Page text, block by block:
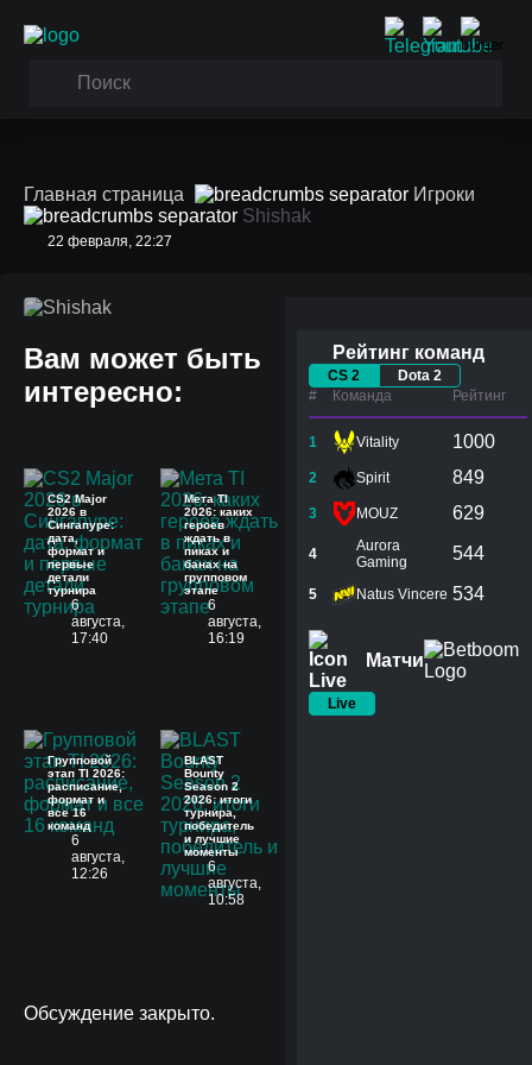
Главная страница
Игроки
Shishak
22 февраля, 22:27
Shishak
Вам может быть
интересно:
CS2 Major
2026 в
Сингапуре:
дата,
формат и
первые
детали
турнира
6
августа,
17:40
Мета TI
2026: каких
героев
ждать в
пиках и
банах на
групповом
этапе
6
августа,
16:19
Групповой
этап TI 2026:
расписание,
формат и
все 16
команд
6
августа,
12:26
BLAST
Bounty
Season 2
2026: итоги
турнира,
победитель
и лучшие
моменты
6
августа,
10:58
Обсуждение закрыто.
Рейтинг команд
CS 2
Dota 2
#
Команда Рейтинг
1 Vitality 1000
2 Spirit 849
3 MOUZ 629
4
Aurora
Gaming
544
5 Natus Vincere 534
Матчи
Live